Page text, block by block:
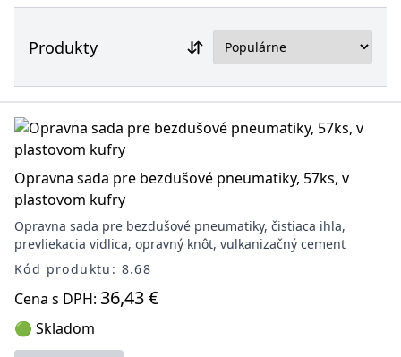
Produkty
Opravna sada pre bezdušové pneumatiky, 57ks, v
plastovom kufry
Opravna sada pre bezdušové pneumatiky, čistiaca ihla,
prevliekacia vidlica, opravný knôt, vulkanizačný cement
Kód produktu: 8.68
Cena s DPH: 36,43 €
🟢 Skladom